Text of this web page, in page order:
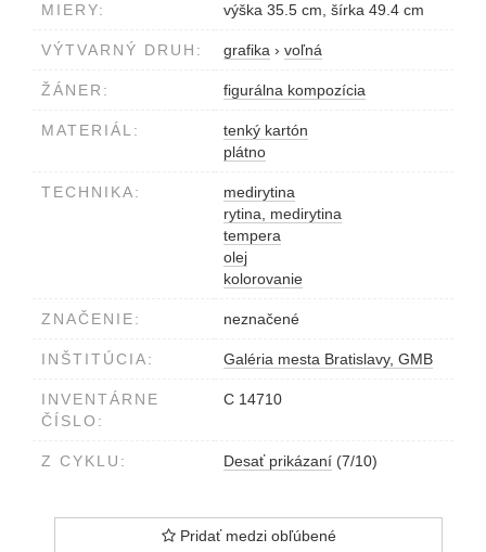
MIERY: výška 35.5 cm, šírka 49.4 cm
VÝTVARNÝ DRUH: grafika › voľná
ŽÁNER: figurálna kompozícia
MATERIÁL:
tenký kartón
plátno
TECHNIKA:
medirytina
rytina, medirytina
tempera
olej
kolorovanie
ZNAČENIE: neznačené
INŠTITÚCIA: Galéria mesta Bratislavy, GMB
INVENTÁRNE
ČÍSLO:
C 14710
Z CYKLU: Desať prikázaní (7/10)
Pridať medzi obľúbené